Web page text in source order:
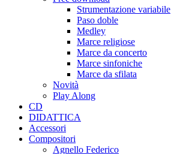
Strumentazione variabile
Paso doble
Medley
Marce religiose
Marce da concerto
Marce sinfoniche
Marce da sfilata
Novità
Play Along
CD
DIDATTICA
Accessori
Compositori
Agnello Federico